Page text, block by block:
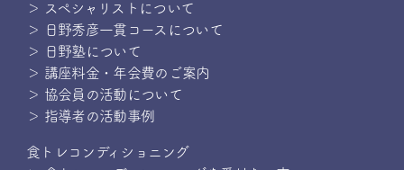
＞ スペシャリストについて
＞ 日野秀彦一貫コースについて
＞ 日野塾について
＞ 講座料金・年会費のご案内
＞ 協会員の活動について
＞ 指導者の活動事例
食トレコンディショニング